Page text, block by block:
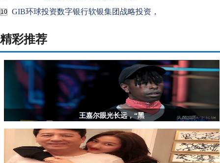
10 GIB环球投资数字银行软银集团战略投资，
精彩推荐
王嘉尔眼光长远，“黑